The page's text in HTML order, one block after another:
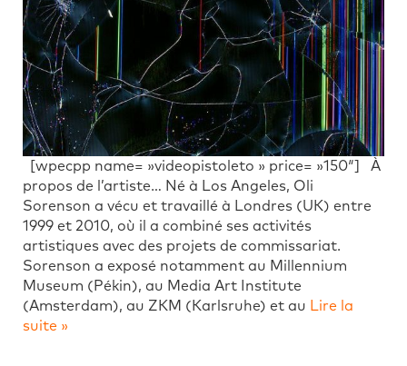
[wpecpp name= »videopistoleto » price= »150″] À
propos de l’artiste… Né à Los Angeles, Oli
Sorenson a vécu et travaillé à Londres (UK) entre
1999 et 2010, où il a combiné ses activités
artistiques avec des projets de commissariat.
Sorenson a exposé notamment au Millennium
Museum (Pékin), au Media Art Institute
(Amsterdam), au ZKM (Karlsruhe) et au Lire la
suite »